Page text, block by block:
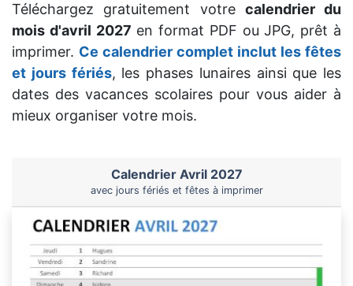
Téléchargez gratuitement votre calendrier du
mois d'avril 2027 en format PDF ou JPG, prêt à
imprimer. Ce calendrier complet inclut les fêtes
et jours fériés, les phases lunaires ainsi que les
dates des vacances scolaires pour vous aider à
mieux organiser votre mois.
Calendrier Avril 2027
avec jours fériés et fêtes à imprimer